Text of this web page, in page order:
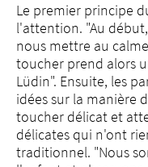
Le premier principe
l'attention. "Au
nous mettre au
toucher prend alors
Lüdin". Ensuite, les
idées sur la manière
toucher délicat et
délicates qui n'ont
traditionnel. "Nous